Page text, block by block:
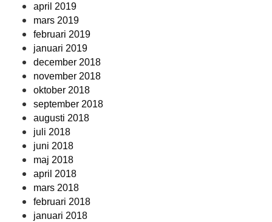
april 2019
mars 2019
februari 2019
januari 2019
december 2018
november 2018
oktober 2018
september 2018
augusti 2018
juli 2018
juni 2018
maj 2018
april 2018
mars 2018
februari 2018
januari 2018